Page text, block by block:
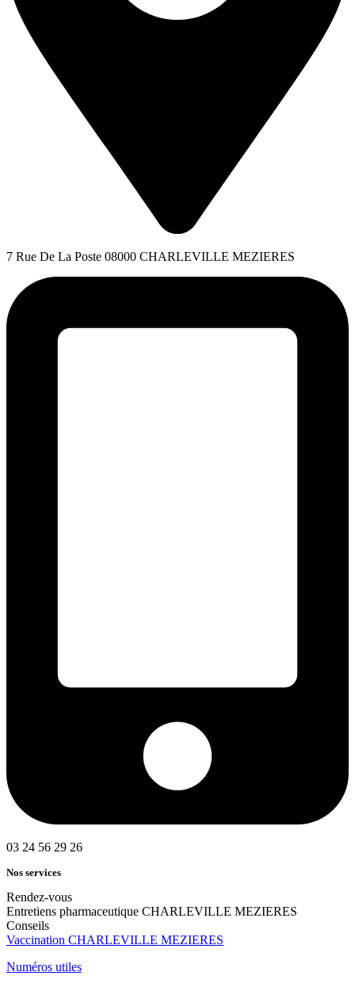
7 Rue De La Poste 08000 CHARLEVILLE MEZIERES
03 24 56 29 26
Nos services
Rendez-vous
Entretiens pharmaceutique CHARLEVILLE MEZIERES
Conseils
Vaccination CHARLEVILLE MEZIERES
Numéros utiles